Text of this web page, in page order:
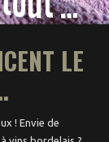
LE
! Envie de